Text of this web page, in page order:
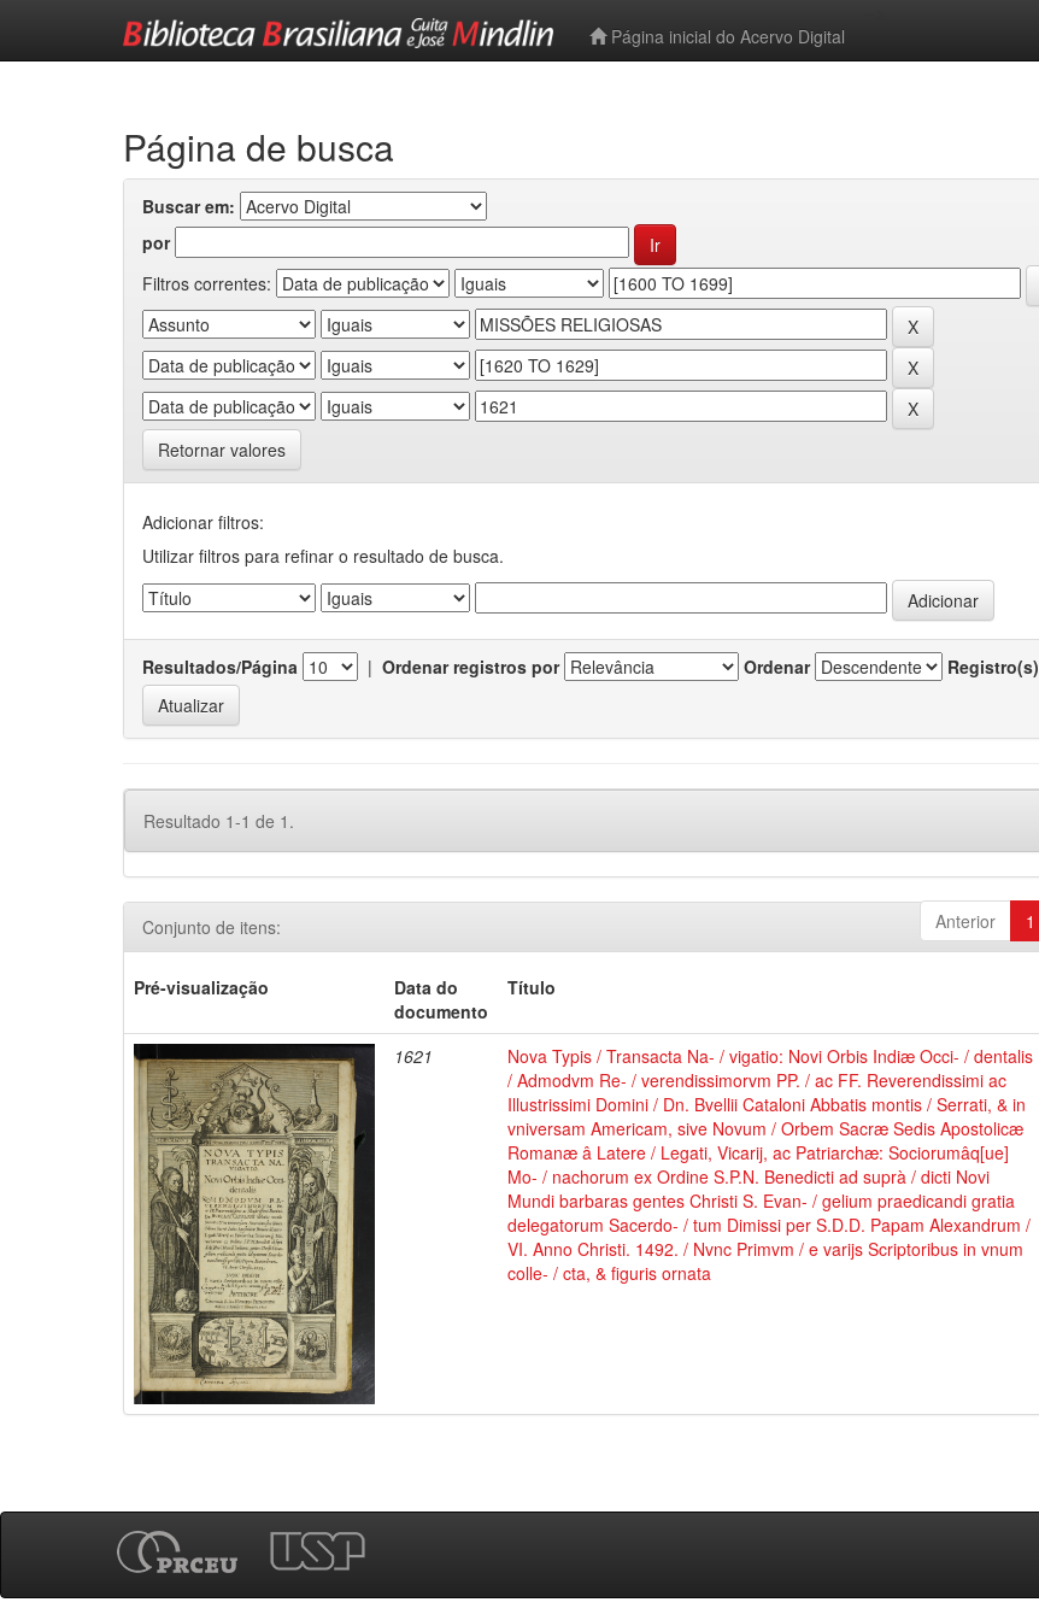
Página inicial do Acervo Digital
Página de busca
Buscar em:
por
Filtros correntes:
Retornar valores
Adicionar filtros:
Utilizar filtros para refinar o resultado de busca.
Resultados/Página | Ordenar registros por Ordenar Registro(s)
Resultado 1-1 de 1.
Anterior 1
Conjunto de itens:
Pré-visualização
Data do
documento
Título
1621
Nova Typis / Transacta Na- / vigatio: Novi Orbis Indiæ Occi- / dentalis
/ Admodvm Re- / verendissimorvm PP. / ac FF. Reverendissimi ac
Illustrissimi Domini / Dn. Bvellii Cataloni Abbatis montis / Serrati, & in
vniversam Americam, sive Novum / Orbem Sacræ Sedis Apostolicæ
Romanæ â Latere / Legati, Vicarij, ac Patriarchæ: Sociorumâq[ue]
Mo- / nachorum ex Ordine S.P.N. Benedicti ad suprà / dicti Novi
Mundi barbaras gentes Christi S. Evan- / gelium praedicandi gratia
delegatorum Sacerdo- / tum Dimissi per S.D.D. Papam Alexandrum /
VI. Anno Christi. 1492. / Nvnc Primvm / e varijs Scriptoribus in vnum
colle- / cta, & figuris ornata